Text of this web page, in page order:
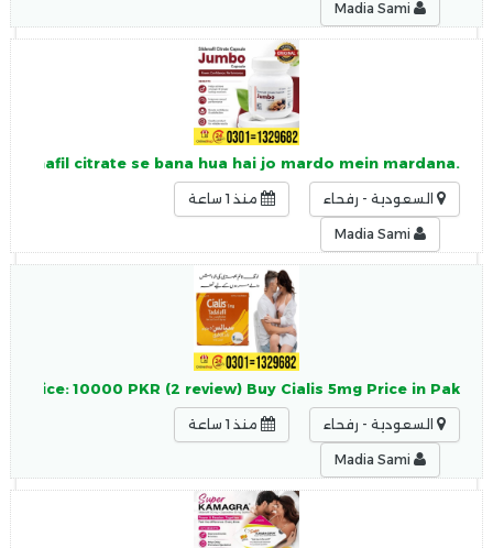
.Jumbo Timing Capsule 150mg Sildenafil citrate se bana hua hai jo mardo mein mardana
السعودية - رفحاء منذ 1 ساعة
Price: 10000 PKR (2 review) Buy Cialis 5mg Price in Pak
السعودية - رفحاء منذ 1 ساعة